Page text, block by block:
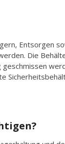
Entsorgen
Die